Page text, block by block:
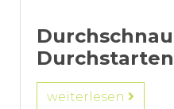
Durchstarten
weiterlesen